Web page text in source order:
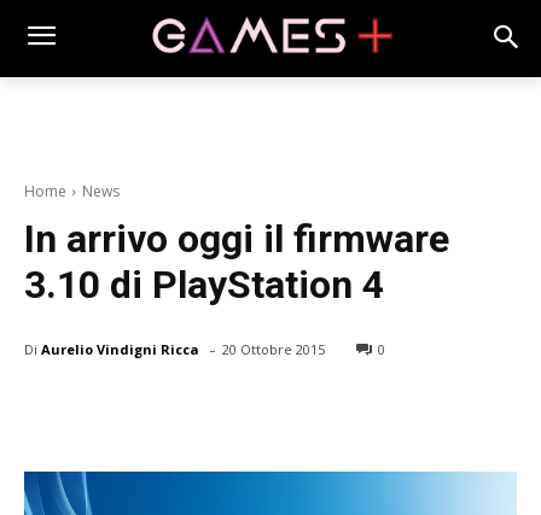
Home News
In arrivo oggi il firmware
3.10 di PlayStation 4
Di Aurelio Vindigni Ricca - 20 Ottobre 2015 0